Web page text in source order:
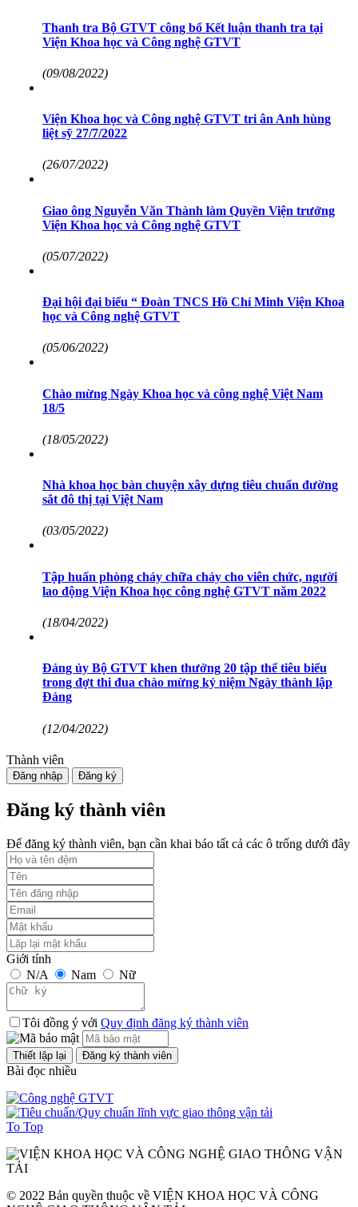
Thanh tra Bộ GTVT công bố Kết luận thanh tra tại
Viện Khoa học và Công nghệ GTVT
(09/08/2022)
Viện Khoa học và Công nghệ GTVT tri ân Anh hùng
liệt sỹ 27/7/2022
(26/07/2022)
Giao ông Nguyễn Văn Thành làm Quyền Viện trưởng
Viện Khoa học và Công nghệ GTVT
(05/07/2022)
Đại hội đại biểu “ Đoàn TNCS Hồ Chí Minh Viện Khoa
học và Công nghệ GTVT
(05/06/2022)
Chào mừng Ngày Khoa học và công nghệ Việt Nam
18/5
(18/05/2022)
Nhà khoa học bàn chuyện xây dựng tiêu chuẩn đường
sắt đô thị tại Việt Nam
(03/05/2022)
Tập huấn phòng cháy chữa cháy cho viên chức, người
lao động Viện Khoa học công nghệ GTVT năm 2022
(18/04/2022)
Đảng ủy Bộ GTVT khen thưởng 20 tập thể tiêu biểu
trong đợt thi đua chào mừng kỷ niệm Ngày thành lập
Đảng
(12/04/2022)
Thành viên
Đăng nhập Đăng ký
Đăng ký thành viên
Để đăng ký thành viên, bạn cần khai báo tất cả các ô trống dưới đây
Giới tính
N/A
Nam Nữ
Tôi đồng ý với Quy định đăng ký thành viên
Bài đọc nhiều
To Top
© 2022 Bản quyền thuộc về VIỆN KHOA HỌC VÀ CÔNG